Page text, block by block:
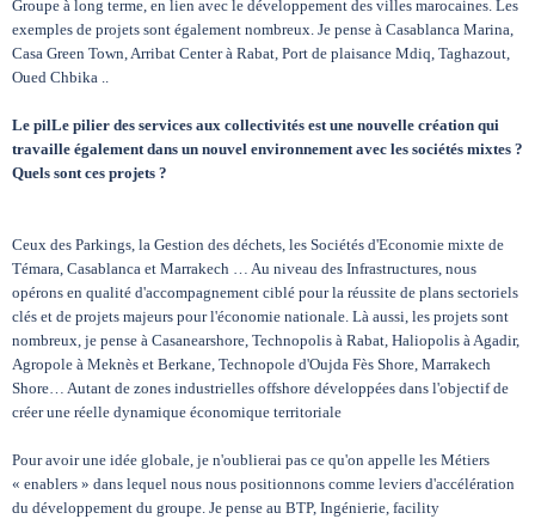
Groupe à long terme, en lien avec le développement des villes marocaines. Les
exemples de projets sont également nombreux. Je pense à Casablanca Marina,
Casa Green Town, Arribat Center à Rabat, Port de plaisance Mdiq, Taghazout,
Oued Chbika ..
Le pilLe pilier des services aux collectivités est une nouvelle création qui
travaille également dans un nouvel environnement avec les sociétés mixtes ?
Quels sont ces projets ?
Ceux des Parkings, la Gestion des déchets, les Sociétés d'Economie mixte de
Témara, Casablanca et Marrakech … Au niveau des Infrastructures, nous
opérons en qualité d'accompagnement ciblé pour la réussite de plans sectoriels
clés et de projets majeurs pour l'économie nationale. Là aussi, les projets sont
nombreux, je pense à Casanearshore, Technopolis à Rabat, Haliopolis à Agadir,
Agropole à Meknès et Berkane, Technopole d'Oujda Fès Shore, Marrakech
Shore… Autant de zones industrielles offshore développées dans l'objectif de
créer une réelle dynamique économique territoriale
Pour avoir une idée globale, je n'oublierai pas ce qu'on appelle les Métiers
« enablers » dans lequel nous nous positionnons comme leviers d'accélération
du développement du groupe. Je pense au BTP, Ingénierie, facility